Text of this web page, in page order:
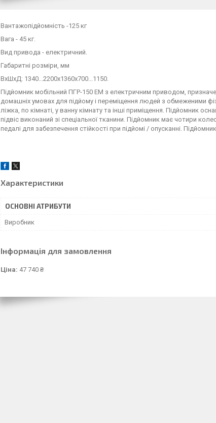
Вантажопідйомність -125 кг
Вага - 45 кг.
Вид привода - електричний.
Габаритні розміри, мм
ВхШхД: 1340...2200х1360х700...1150.
Підйомник мобільний ПГР-150 ЕМ з електричним приводом,
домашніх умовах для підйому і переміщення людей з обмеженими
ліжка, по кімнаті, у ванну кімнату та інші приміщення. Підйомник
підвіс виконаний зі спеціальної тканини. Підйомник має чотири
педалі для забезпечення стійкості при підйомі / опусканні.
Характеристики
ОСНОВНІ АТРИБУТИ
Виробник
Інформація для замовлення
Ціна: 47 740 ₴